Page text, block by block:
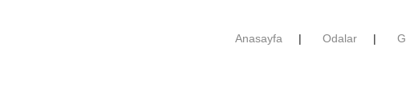
Anasayfa Odalar Galeri